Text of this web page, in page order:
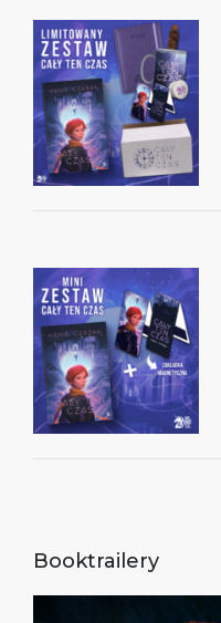
Booktrailery